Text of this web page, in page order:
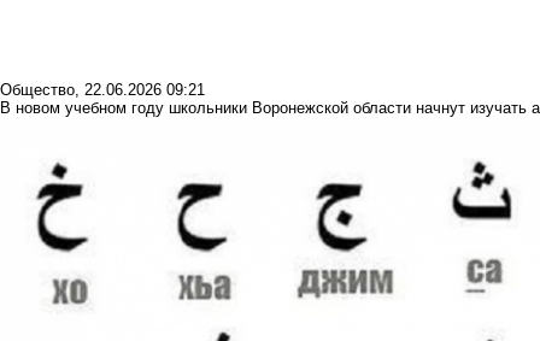
Общество, 22.06.2026 09:21
В новом учебном году школьники Воронежской области начнут изучать